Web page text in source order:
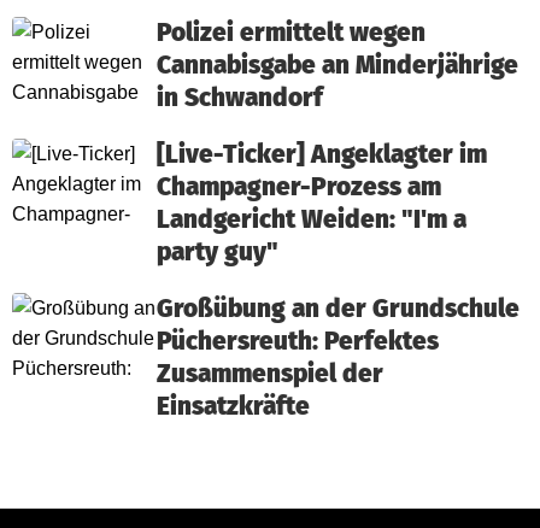
Polizei ermittelt wegen
Cannabisgabe an Minderjährige
in Schwandorf
[Live-Ticker] Angeklagter im
Champagner-Prozess am
Landgericht Weiden: "I'm a
party guy"
Großübung an der Grundschule
Püchersreuth: Perfektes
Zusammenspiel der
Einsatzkräfte